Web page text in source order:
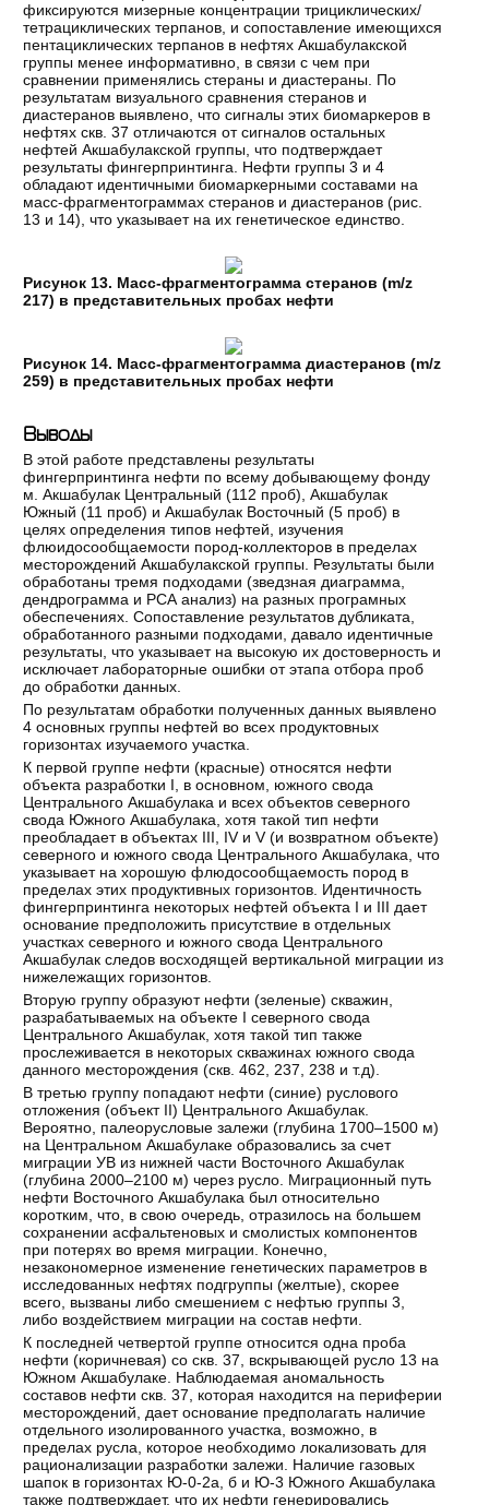
фиксируются мизерные концентрации трициклических/
тетрациклических терпанов, и сопоставление имеющихся
пентациклических терпанов в нефтях Акшабулакской
группы менее информативно, в связи с чем при
сравнении применялись стераны и диастераны. По
результатам визуального сравнения стеранов и
диастеранов выявлено, что сигналы этих биомаркеров в
нефтях скв. 37 отличаются от сигналов остальных
нефтей Акшабулакской группы, что подтверждает
результаты фингерпринтинга. Нефти группы 3 и 4
обладают идентичными биомаркерными составами на
масс-фрагментограммах стеранов и диастеранов (рис.
13 и 14), что указывает на их генетическое единство.
Рисунок 13. Масс-фрагментограмма стеранов (m/z
217) в представительных пробах нефти
Рисунок 14. Масс-фрагментограмма диастеранов (m/z
259) в представительных пробах нефти
Выводы
В этой работе представлены результаты
фингерпринтинга нефти по всему добывающему фонду
м. Акшабулак Центральный (112 проб), Акшабулак
Южный (11 проб) и Акшабулак Восточный (5 проб) в
целях определения типов нефтей, изучения
флюидосообщаемости пород-коллекторов в пределах
месторождений Акшабулакской группы. Результаты были
обработаны тремя подходами (зведзная диаграмма,
дендрограмма и РСА анализ) на разных програмных
обеспечениях. Сопоставление результатов дубликата,
обработанного разными подходами, давало идентичные
результаты, что указывает на высокую их достоверность и
исключает лабораторные ошибки от этапа отбора проб
до обработки данных.
По результатам обработки полученных данных выявлено
4 основных группы нефтей во всех продуктовных
горизонтах изучаемого участка.
К первой группе нефти (красные) относятся нефти
объекта разработки I, в основном, южного свода
Центрального Акшабулака и всех объектов северного
свода Южного Акшабулака, хотя такой тип нефти
преобладает в объектах III, IV и V (и возвратном объекте)
северного и южного свода Центрального Акшабулака, что
указывает на хорошую флюдосообщаемость пород в
пределах этих продуктивных горизонтов. Идентичность
фингерпринтинга некоторых нефтей объекта I и III дает
основание предположить присутствие в отдельных
участках северного и южного свода Центрального
Акшабулак следов восходящей вертикальной миграции из
нижележащих горизонтов.
Вторую группу образуют нефти (зеленые) скважин,
разрабатываемых на объекте I северного свода
Центрального Акшабулак, хотя такой тип также
прослеживается в некоторых скважинах южного свода
данного месторождения (скв. 462, 237, 238 и т.д).
В третью группу попадают нефти (синие) руслового
отложения (объект II) Центрального Акшабулак.
Вероятно, палеорусловые залежи (глубина 1700–1500 м)
на Центральном Акшабулаке образовались за счет
миграции УВ из нижней части Восточного Акшабулак
(глубина 2000–2100 м) через русло. Миграционный путь
нефти Восточного Акшабулака был относительно
коротким, что, в свою очередь, отразилось на большем
сохранении асфальтеновых и смолистых компонентов
при потерях во время миграции. Конечно,
незакономерное изменение генетических параметров в
исследованных нефтях подгруппы (желтые), скорее
всего, вызваны либо смешением с нефтью группы 3,
либо воздействием миграции на состав нефти.
К последней четвертой группе относится одна проба
нефти (коричневая) со скв. 37, вскрывающей русло 13 на
Южном Акшабулаке. Наблюдаемая аномальность
составов нефти скв. 37, которая находится на периферии
месторождений, дает основание предполагать наличие
отдельного изолированного участка, возможно, в
пределах русла, которое необходимо локализовать для
рационализации разработки залежи. Наличие газовых
шапок в горизонтах Ю-0-2а, б и Ю-3 Южного Акшабулака
также подтверждает, что их нефти генерировались